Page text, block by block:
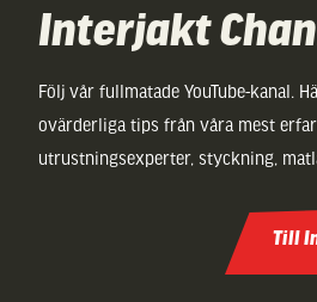
Interjakt
Följ vår fullmatade YouTube-kanal.
ovärderliga tips från våra mest
utrustningsexperter, styckning,
Till